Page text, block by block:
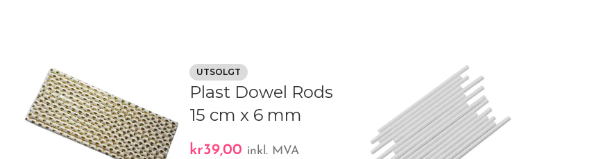
UTSOLGT
Plast Dowel Rods
15 cm x 6 mm
kr39,00 inkl. MVA